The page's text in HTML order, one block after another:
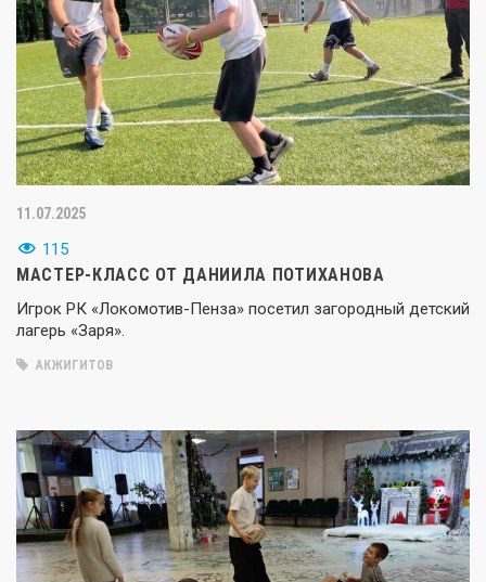
11.07.2025
115
МАСТЕР-КЛАСС ОТ ДАНИИЛА ПОТИХАНОВА
Игрок РК «Локомотив-Пенза» посетил загородный детский
лагерь «Заря».
АКЖИГИТОВ